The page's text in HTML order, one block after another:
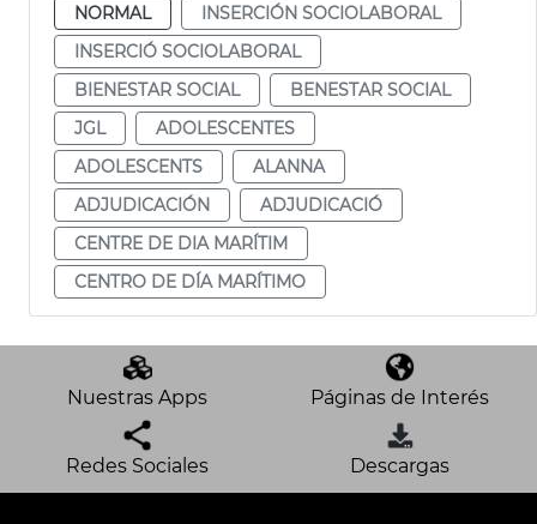
NORMAL
INSERCIÓN SOCIOLABORAL
INSERCIÓ SOCIOLABORAL
BIENESTAR SOCIAL
BENESTAR SOCIAL
JGL
ADOLESCENTES
ADOLESCENTS
ALANNA
ADJUDICACIÓN
ADJUDICACIÓ
CENTRE DE DIA MARÍTIM
CENTRO DE DÍA MARÍTIMO
Nuestras Apps Páginas de Interés
Redes Sociales Descargas